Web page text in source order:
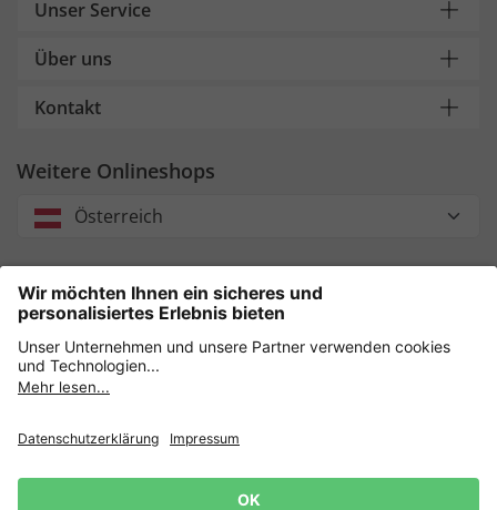
Unser Service
Über uns
Kontakt
Weitere Onlineshops
Österreich
Unsere Zahlungsarten
Sicher einkaufen mit